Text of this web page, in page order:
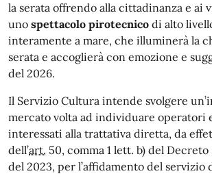
la serata offrendo alla cittadinanza e ai
uno spettacolo pirotecnico di alto
interamente a mare, che illuminerà la
serata e accoglierà con emozione e
del 2026.
Il Servizio Cultura intende svolgere
mercato volta ad individuare operatori
interessati alla trattativa diretta, da
dell’art. 50, comma 1 lett. b) del
del 2023, per l’affidamento del servizio